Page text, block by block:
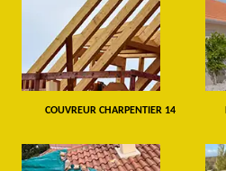
COUVREUR CHARPENTIER 14